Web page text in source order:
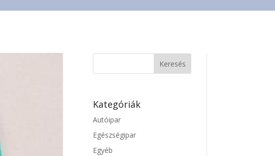
Kategóriák
Autóipar
Egészségipar
Egyéb